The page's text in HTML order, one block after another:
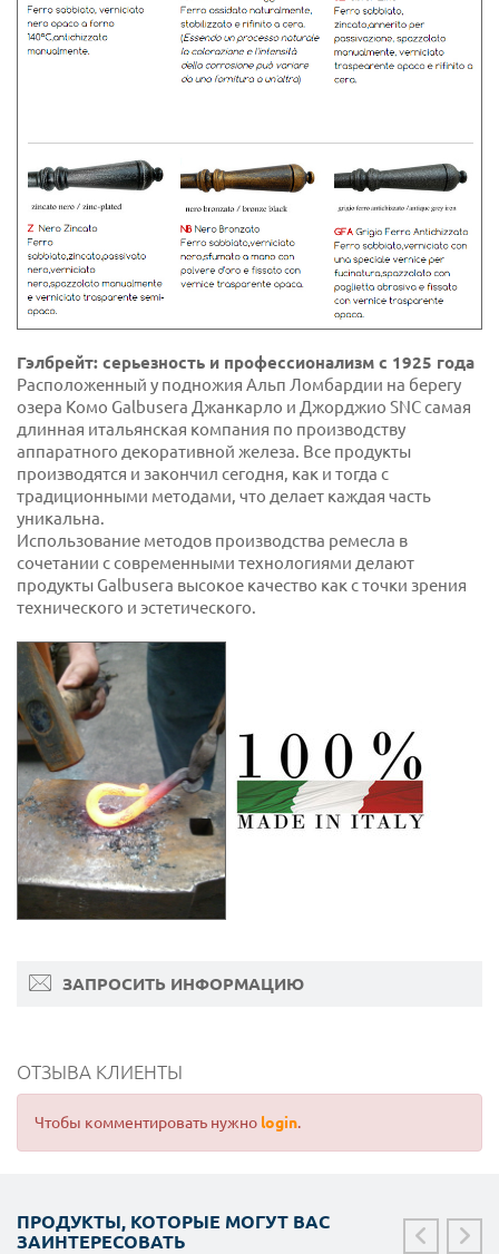
Гэлбрейт: серьезность и профессионализм с 1925 года
Расположенный у подножия Альп Ломбардии на берегу
озера Комо Galbusera Джанкарло и Джорджио SNC самая
длинная итальянская компания по производству
аппаратного декоративной железа. Все продукты
производятся и закончил сегодня, как и тогда с
традиционными методами, что делает каждая часть
уникальна.
Использование методов производства ремесла в
сочетании с современными технологиями делают
продукты Galbusera высокое качество как с точки зрения
технического и эстетического.
ЗАПРОСИТЬ ИНФОРМАЦИЮ
ОТЗЫВА КЛИЕНТЫ
Чтобы комментировать нужно login.
ПРОДУКТЫ, КОТОРЫЕ МОГУТ ВАС
ЗАИНТЕРЕСОВАТЬ